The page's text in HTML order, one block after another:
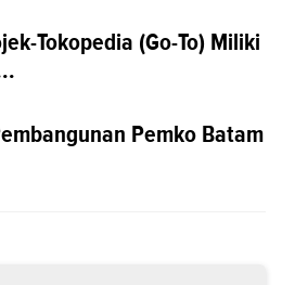
Tokopedia (Go-To) Miliki
Pemko Batam